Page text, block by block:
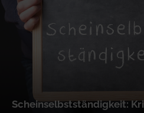
Scheinselbstständigkeit: